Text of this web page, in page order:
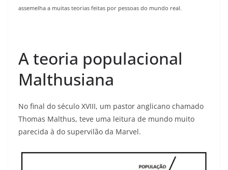
assemelha a muitas teorias feitas por pessoas do mundo real.
A teoria populacional
Malthusiana
No final do século XVIII, um pastor anglicano chamado
Thomas Malthus, teve uma leitura de mundo muito
parecida à do supervilão da Marvel.